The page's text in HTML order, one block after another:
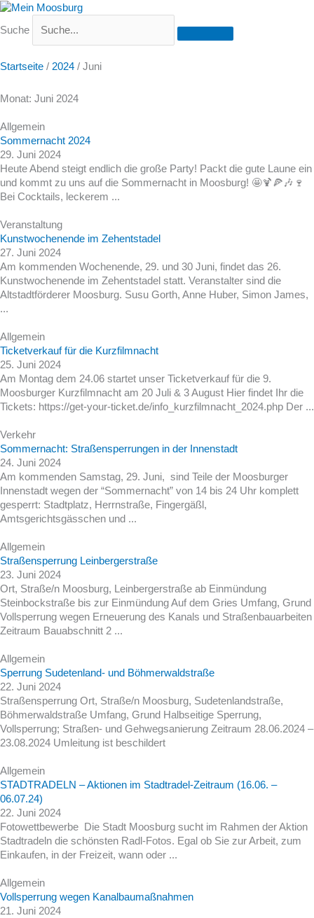
Suche
Startseite / 2024 / Juni
Monat: Juni 2024
Allgemein
Sommernacht 2024
29. Juni 2024
Heute Abend steigt endlich die große Party! Packt die gute Laune ein
und kommt zu uns auf die Sommernacht in Moosburg! 🤩🍹🍕🎶🍷
Bei Cocktails, leckerem ...
Veranstaltung
Kunstwochenende im Zehentstadel
27. Juni 2024
Am kommenden Wochenende, 29. und 30 Juni, findet das 26.
Kunstwochenende im Zehentstadel statt. Veranstalter sind die
Altstadtförderer Moosburg. Susu Gorth, Anne Huber, Simon James,
...
Allgemein
Ticketverkauf für die Kurzfilmnacht
25. Juni 2024
Am Montag dem 24.06 startet unser Ticketverkauf für die 9.
Moosburger Kurzfilmnacht am 20 Juli & 3 August Hier findet Ihr die
Tickets: https://get-your-ticket.de/info_kurzfilmnacht_2024.php Der ...
Verkehr
Sommernacht: Straßensperrungen in der Innenstadt
24. Juni 2024
Am kommenden Samstag, 29. Juni, sind Teile der Moosburger
Innenstadt wegen der “Sommernacht” von 14 bis 24 Uhr komplett
gesperrt: Stadtplatz, Herrnstraße, Fingergäßl,
Amtsgerichtsgässchen und ...
Allgemein
Straßensperrung Leinbergerstraße
23. Juni 2024
Ort, Straße/n Moosburg, Leinbergerstraße ab Einmündung
Steinbockstraße bis zur Einmündung Auf dem Gries Umfang, Grund
Vollsperrung wegen Erneuerung des Kanals und Straßenbauarbeiten
Zeitraum Bauabschnitt 2 ...
Allgemein
Sperrung Sudetenland- und Böhmerwaldstraße
22. Juni 2024
Straßensperrung Ort, Straße/n Moosburg, Sudetenlandstraße,
Böhmerwaldstraße Umfang, Grund Halbseitige Sperrung,
Vollsperrung; Straßen- und Gehwegsanierung Zeitraum 28.06.2024 –
23.08.2024 Umleitung ist beschildert
Allgemein
STADTRADELN – Aktionen im Stadtradel-Zeitraum (16.06. –
06.07.24)
22. Juni 2024
Fotowettbewerbe Die Stadt Moosburg sucht im Rahmen der Aktion
Stadtradeln die schönsten Radl-Fotos. Egal ob Sie zur Arbeit, zum
Einkaufen, in der Freizeit, wann oder ...
Allgemein
Vollsperrung wegen Kanalbaumaßnahmen
21. Juni 2024